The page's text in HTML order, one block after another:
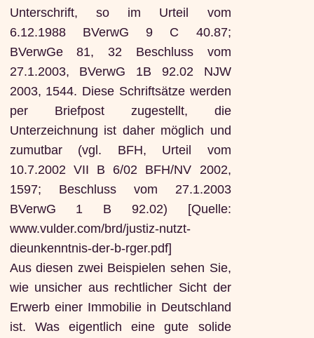
Unterschrift, so im Urteil vom
6.12.1988 BVerwG 9 C 40.87;
BVerwGe 81, 32 Beschluss vom
27.1.2003, BVerwG 1B 92.02 NJW
2003, 1544. Diese Schriftsätze werden
per Briefpost zugestellt, die
Unterzeichnung ist daher möglich und
zumutbar (vgl. BFH, Urteil vom
10.7.2002 VII B 6/02 BFH/NV 2002,
1597; Beschluss vom 27.1.2003
BVerwG 1 B 92.02) [Quelle:
www.vulder.com/brd/justiz-nutzt-
dieunkenntnis-der-b-rger.pdf]
Aus diesen zwei Beispielen sehen Sie,
wie unsicher aus rechtlicher Sicht der
Erwerb einer Immobilie in Deutschland
ist. Was eigentlich eine gute solide